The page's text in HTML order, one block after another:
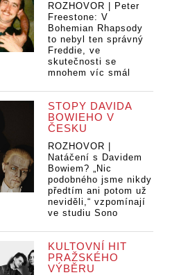
ROZHOVOR | Peter
Freestone: V
Bohemian Rhapsody
to nebyl ten správný
Freddie, ve
skutečnosti se
mnohem víc smál
STOPY DAVIDA
BOWIEHO V
ČESKU
ROZHOVOR |
Natáčení s Davidem
Bowiem? „Nic
podobného jsme nikdy
předtím ani potom už
neviděli,“ vzpomínají
ve studiu Sono
KULTOVNÍ HIT
PRAŽSKÉHO
VÝBĚRU